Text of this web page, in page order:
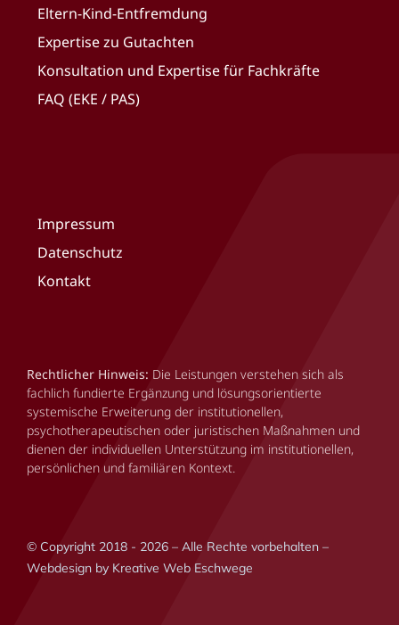
Eltern-Kind-Entfremdung
Expertise zu Gutachten
Konsultation und Expertise für Fachkräfte
FAQ (EKE / PAS)
Impressum
Datenschutz
Kontakt
Rechtlicher Hinweis: Die Leistungen verstehen sich als
fachlich fundierte Ergänzung und lösungsorientierte
systemische Erweiterung der institutionellen,
psychotherapeutischen oder juristischen Maßnahmen und
dienen der individuellen Unterstützung im institutionellen,
persönlichen und familiären Kontext.
© Copyright 2018 - 2026 – Alle Rechte vorbehalten –
Webdesign by Kreative Web Eschwege